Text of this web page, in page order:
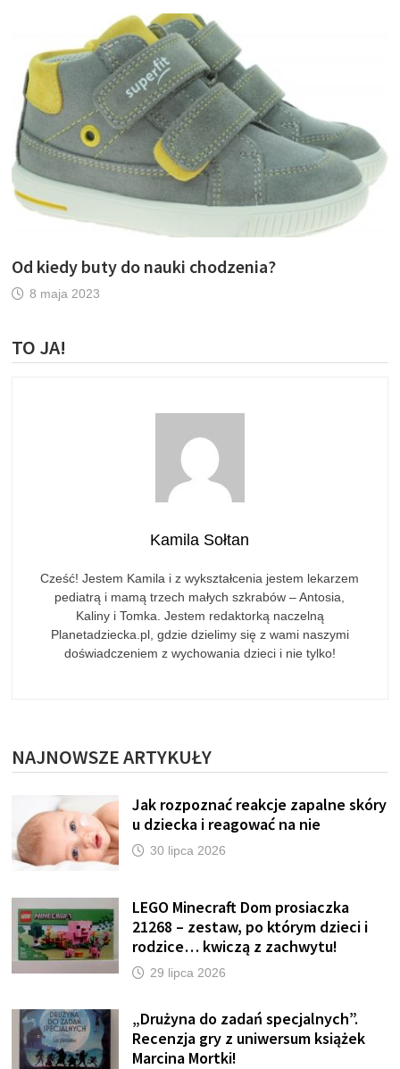
Od kiedy buty do nauki chodzenia?
8 maja 2023
TO JA!
Kamila Sołtan
Cześć! Jestem Kamila i z wykształcenia jestem lekarzem
pediatrą i mamą trzech małych szkrabów – Antosia,
Kaliny i Tomka. Jestem redaktorką naczelną
Planetadziecka.pl, gdzie dzielimy się z wami naszymi
doświadczeniem z wychowania dzieci i nie tylko!
NAJNOWSZE ARTYKUŁY
Jak rozpoznać reakcje zapalne skóry
u dziecka i reagować na nie
30 lipca 2026
LEGO Minecraft Dom prosiaczka
21268 – zestaw, po którym dzieci i
rodzice… kwiczą z zachwytu!
29 lipca 2026
„Drużyna do zadań specjalnych”.
Recenzja gry z uniwersum książek
Marcina Mortki!